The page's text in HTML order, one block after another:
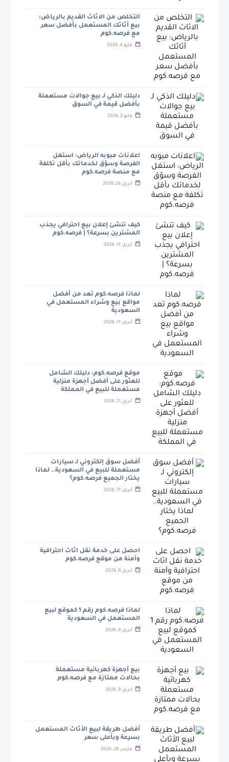
التخلص من الاثاث القديم بالرياض:
بيع أثاثك المستعمل بأفضل سعر
مع فرصه.كوم
مايو 4, 2026
دليلك الذكي لـ بيع جوالات مستعملة
بأفضل قيمة في السوق
مايو 2, 2026
اعلانات مبوبه الرياض: استغل
الفرصة وسوّق لخدماتك بأقل تكلفة
مع منصة فرصه.كوم
أبريل 26, 2026
كيف تنشئ إعلان بيع احترافي يجذب
المشترين بسرعة؟ | فرصه.كوم
أبريل 11, 2026
لماذا فرصه.كوم تعد من أفضل
مواقع بيع وشراء المستعمل في
السعودية
أبريل 11, 2026
موقع فرصه.كوم: دليلك الشامل
للعثور على أفضل أجهزة منزلية
مستعملة للبيع في المملكة
أبريل 11, 2026
أفضل سوق إلكتروني لـ سيارات
مستعملة للبيع في السعودية.. لماذا
يختار الجميع فرصه.كوم؟
أبريل 11, 2026
احصل على خدمة نقل اثاث احترافية
وآمنة من موقع فرصه.كوم
أبريل 9, 2026
لماذا فرصه.كوم رقم 1 كموقع لبيع
المستعمل في السعودية
أبريل 9, 2026
بيع أجهزة كهربائية مستعملة
بحالات ممتازة مع فرصه.كوم
أبريل 9, 2026
أفضل طريقة لبيع الأثاث المستعمل
بسرعة وبأعلى سعر
مارس 28, 2026